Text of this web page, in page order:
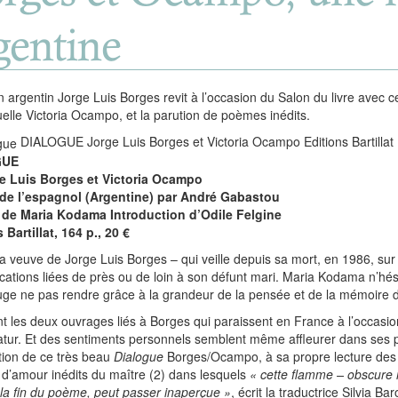
argentin Jorge Luis Borges revit à l’occasion du Salon du livre avec
Victoria Ocampo, et la parution de poèmes inédits.
DIALOGUE Jorge Luis Borges et Victoria Ocampo Editions
Luis Borges et Victoria Ocampo
l’espagnol (Argentine) par André Gabastou
Maria Kodama Introduction d’Odile Felgine
Bartillat, 164 p., 20 €
veuve de Jorge Luis Borges – qui veille depuis sa mort, en 1986,
liées de près ou de loin à son défunt mari. Maria Kodama
ne pas rendre grâce à la grandeur de la pensée et de la mémoire
les deux ouvrages liés à Borges qui paraissent en France à
Et des sentiments personnels semblent même affleurer dans
de ce très beau DialogueBorges/Ocampo, à sa propre lecture
inédits du maître (2) dans lesquels « cette flamme – obscure
fin du poème, peut passer inaperçue », écrit la traductrice Silvia